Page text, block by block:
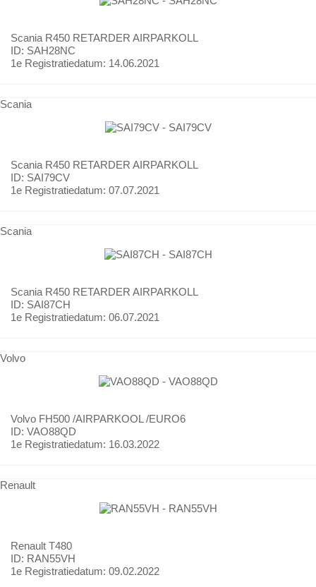
Scania R450 RETARDER AIRPARKOLL
ID: SAH28NC
1e Registratiedatum: 14.06.2021
Scania
Scania R450 RETARDER AIRPARKOLL
ID: SAI79CV
1e Registratiedatum: 07.07.2021
Scania
Scania R450 RETARDER AIRPARKOLL
ID: SAI87CH
1e Registratiedatum: 06.07.2021
Volvo
Volvo FH500 /AIRPARKOOL /EURO6
ID: VAO88QD
1e Registratiedatum: 16.03.2022
Renault
Renault T480
ID: RAN55VH
1e Registratiedatum: 09.02.2022